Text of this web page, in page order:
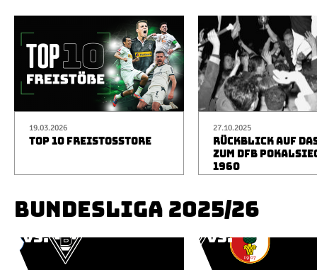
19.03.2026
TOP 10 FREISTOSSTORE
27.10.2025
RÜCKBLICK AUF
ZUM DFB
1960
BUNDESLIGA 2025/26